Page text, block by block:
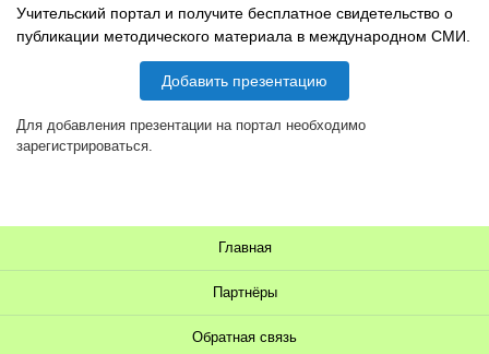
Учительский портал и получите бесплатное свидетельство о
публикации методического материала в международном СМИ.
Добавить презентацию
Для добавления презентации на портал необходимо
зарегистрироваться.
Главная
Партнёры
Обратная связь